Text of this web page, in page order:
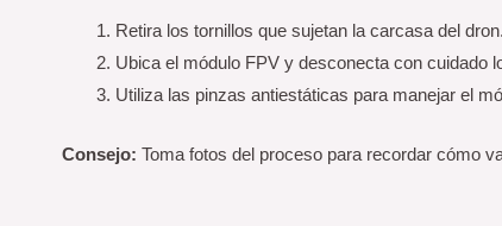
Retira los tornillos que sujetan la carcasa del
Ubica el módulo FPV y desconecta con cuidado
Utiliza las pinzas antiestáticas para manejar el
Consejo: Toma fotos del proceso para recordar cómo